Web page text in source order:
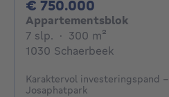
€ 750.000
Appartementsblok
7 slp. 7 slaapkamers
· 300 m²
1030 Schaerbeek
Karaktervol investeringspand –
Josaphatpark